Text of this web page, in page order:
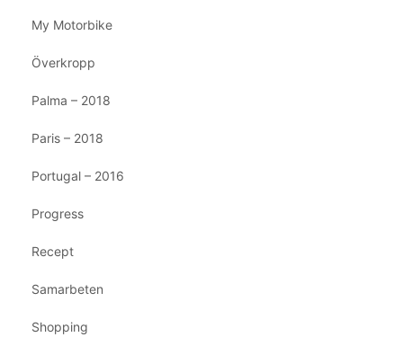
My Motorbike
Överkropp
Palma – 2018
Paris – 2018
Portugal – 2016
Progress
Recept
Samarbeten
Shopping